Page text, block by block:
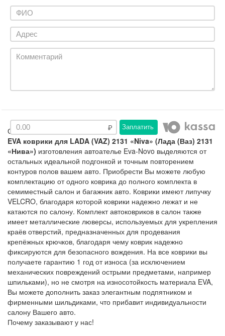
Заплатить
Описание
EVA коврики для LADA (VAZ) 2131 «Niva» (Лада (Ваз) 2131
«Нива») изготовления автоателье Eva-Novo выделяются от
остальных идеальной подгонкой и точным повторением
контуров полов вашем авто. Приобрести Вы можете любую
комплектацию от одного коврика до полного комплекта в
семиместный салон и багажник авто. Коврики имеют липучку
VELCRO, благодаря которой коврики надежно лежат и не
катаются по салону. Комплект автоковриков в салон также
имеет металлические люверсы, используемых для укрепления
краёв отверстий, предназначенных для продевания
крепёжных крючков, благодаря чему коврик надежно
фиксируются для безопасного вождения. На все коврики вы
получаете гарантию 1 год от износа (за исключением
механических повреждений острыми предметами, например
шпильками), но не смотря на износотойкость материала EVA,
Вы можете дополнить заказ элегантным подпятником и
фирменными шильдиками, что прибавит индивидуальности
салону Вашего авто.
Почему заказывают у нас!